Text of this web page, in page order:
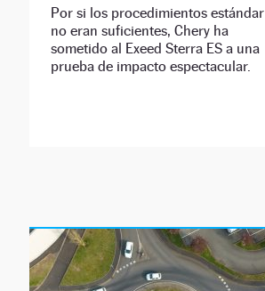
Por si los procedimientos estándar
no eran suficientes, Chery ha
sometido al Exeed Sterra ES a una
prueba de impacto espectacular.